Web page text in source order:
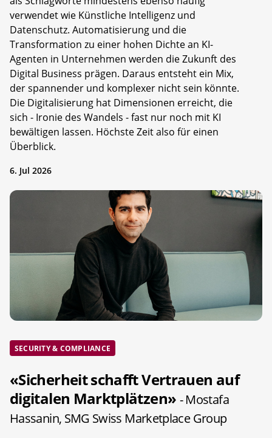
verwendet wie Künstliche Intelligenz und
Datenschutz. Automatisierung und die
Transformation zu einer hohen Dichte an KI-
Agenten in Unternehmen werden die Zukunft des
Digital Business prägen. Daraus entsteht ein Mix,
der spannender und komplexer nicht sein könnte.
Die Digitalisierung hat Dimensionen erreicht, die
sich - Ironie des Wandels - fast nur noch mit KI
bewältigen lassen. Höchste Zeit also für einen
Überblick.
6. Jul 2026
SECURITY & COMPLIANCE
«Sicherheit schafft Vertrauen auf
digitalen Marktplätzen» - Mostafa
Hassanin, SMG Swiss Marketplace Group